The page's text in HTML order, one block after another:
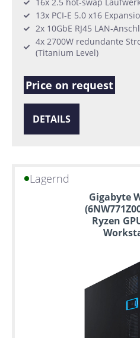
16x 2.5 hot-swap
13x PCI-E 5.0 x16
2x 10GbE RJ45 LAN-
4x 2700W redundante
(Titanium Level)
Price on request
DETAILS
Lagernd
Gigabyte
Ryzen